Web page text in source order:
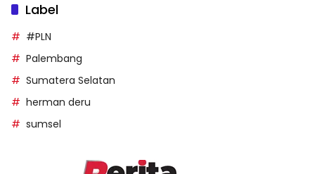
Label
#PLN
Palembang
Sumatera Selatan
herman deru
sumsel